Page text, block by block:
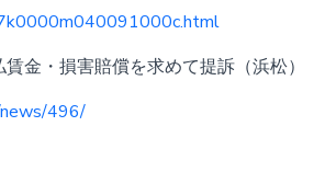
金・損害賠償を求めて提訴（浜松）
496/